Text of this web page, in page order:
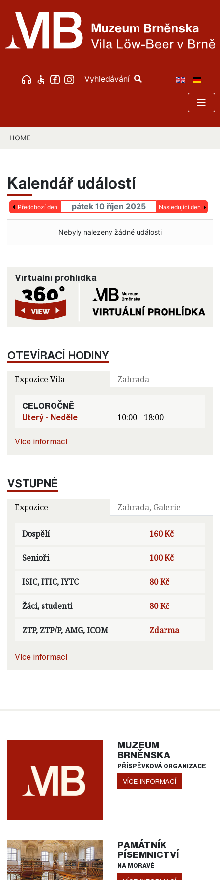
Vyhledávání
HOME
Kalendář událostí
Předchozí den pátek 10 říjen 2025 Následující den
Nebyly nalezeny žádné události
Virtuální prohlídka
OTEVÍRACÍ HODINY
Expozice Vila Zahrada
CELOROČNĚ
Úterý - Neděle
10:00 - 18:00
Více informací
VSTUPNÉ
Expozice Zahrada, Galerie
Dospělí 160 Kč
Senioři 100 Kč
ISIC, ITIC, IYTC 80 Kč
Žáci, studenti 80 Kč
ZTP, ZTP/P, AMG, ICOM Zdarma
Více informací
MUZEUM
BRNĚNSKA
PŘÍSPĚVKOVÁ ORGANIZACE
VÍCE INFORMACÍ
PAMÁTNÍK
PÍSEMNICTVÍ
NA MORAVĚ